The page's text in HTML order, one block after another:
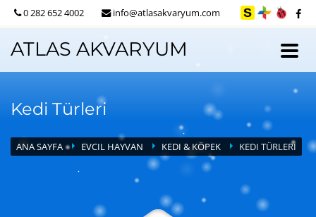
0 282 652 4002 info@atlasakvaryum.com
ATLAS AKVARYUM
Kedi Türleri
ANA SAYFA EVCIL HAYVAN KEDI & KÖPEK KEDI TÜRLERI